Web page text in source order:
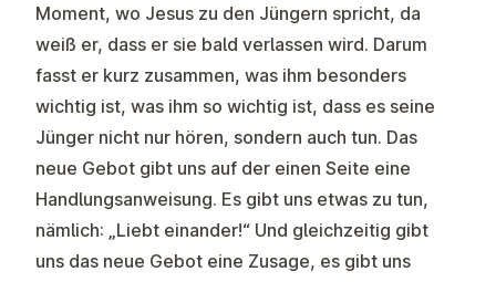
Moment, wo Jesus zu den Jüngern spricht, da
weiß er, dass er sie bald verlassen wird. Darum
fasst er kurz zusammen, was ihm besonders
wichtig ist, was ihm so wichtig ist, dass es seine
Jünger nicht nur hören, sondern auch tun. Das
neue Gebot gibt uns auf der einen Seite eine
Handlungsanweisung. Es gibt uns etwas zu tun,
nämlich: „Liebt einander!“ Und gleichzeitig gibt
uns das neue Gebot eine Zusage, es gibt uns